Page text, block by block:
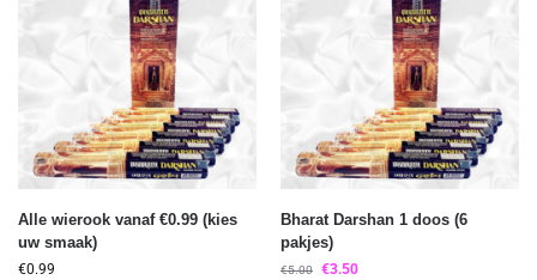
Alle wierook vanaf €0.99 (kies
uw smaak)
€0.99
Bharat Darshan 1 doos (6
pakjes)
€5.00 €3.50